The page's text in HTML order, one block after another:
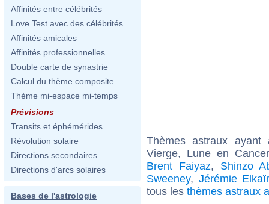
Affinités entre célébrités
Love Test avec des célébrités
Affinités amicales
Affinités professionnelles
Double carte de synastrie
Calcul du thème composite
Thème mi-espace mi-temps
Prévisions
Transits et éphémérides
Révolution solaire
Directions secondaires
Directions d'arcs solaires
Bases de l'astrologie
Thèmes astraux
Vierge, Lune en
Brent Faiyaz, Shinzo
Sweeney, Jérémie
tous les thèmes astraux